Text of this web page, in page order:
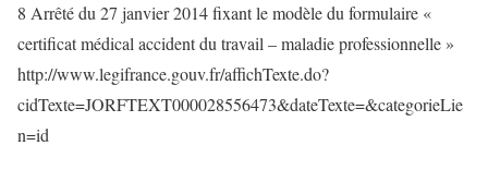
8 Arrêté du 27 janvier 2014 fixant le modèle du formulaire «
certificat médical accident du travail – maladie professionnelle »
http://www.legifrance.gouv.fr/affichTexte.do?
cidTexte=JORFTEXT000028556473&dateTexte=&categorieLie
n=id